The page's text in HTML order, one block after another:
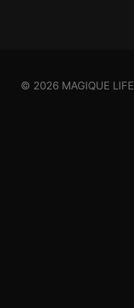
© 2026 MAGIQUE LIFE